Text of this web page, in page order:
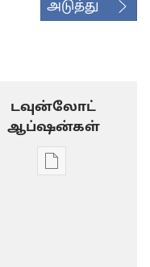
அடுத்து
டவுன்லோட்
ஆப்ஷன்கள்
டிஜிட்டல்